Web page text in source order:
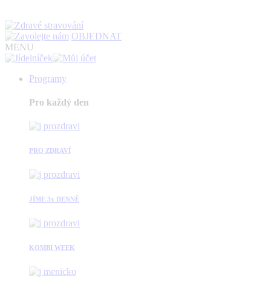
OBJEDNAT
MENU
Programy
Pro každý den
PRO ZDRAVÍ
JÍME 3x DENNĚ
KOMBI WEEK